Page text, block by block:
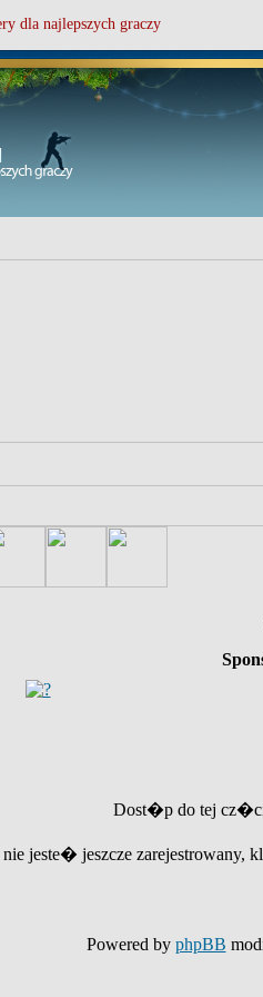
dla najlepszych graczy
Dost�p do tej
jeste� jeszcze zarejestrowany,
Powered by phpBB